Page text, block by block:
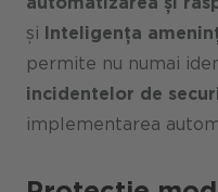
și Inteligența
permite nu numai
incidentelor de
implementarea